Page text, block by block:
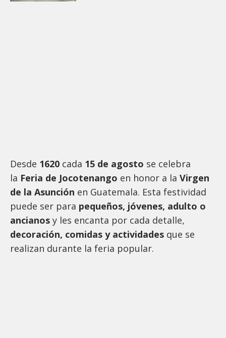
Desde 1620 cada 15 de agosto se celebra
la Feria de Jocotenango en honor a la Virgen
de la Asunción en Guatemala. Esta festividad
puede ser para pequeños, jóvenes, adulto o
ancianos y les encanta por cada detalle,
decoración, comidas y actividades que se
realizan durante la feria popular.